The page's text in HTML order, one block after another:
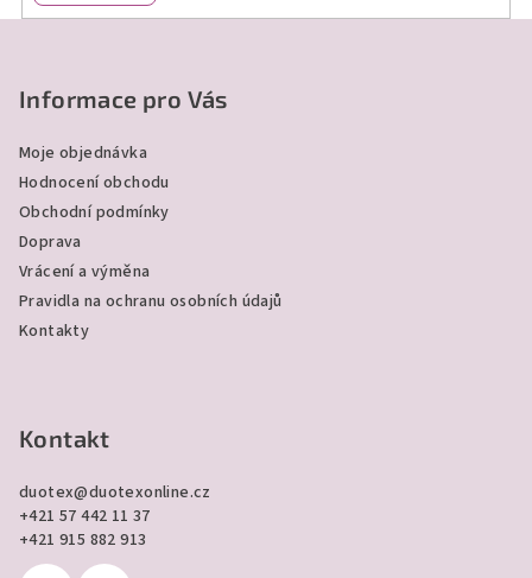
Informace pro Vás
Moje objednávka
Hodnocení obchodu
Obchodní podmínky
Doprava
Vrácení a výměna
Pravidla na ochranu osobních údajů
Kontakty
Kontakt
duotex@duotexonline.cz
+421 57 442 11 37
+421 915 882 913